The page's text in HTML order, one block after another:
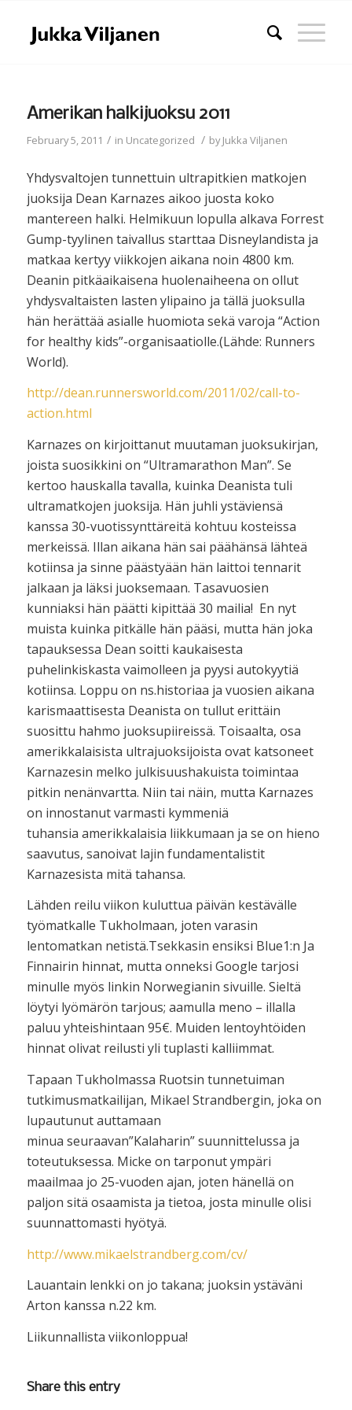
Amerikan halkijuoksu 2011
February 5, 2011 / in Uncategorized / byJukka Viljanen
Yhdysvaltojen tunnettuin ultrapitkien matkojen
juoksija Dean Karnazes aikoo juosta koko
mantereen halki. Helmikuun lopulla alkava Forrest
Gump-tyylinen taivallus starttaa Disneylandista ja
matkaa kertyy viikkojen aikana noin 4800 km.
Deanin pitkäaikaisena huolenaiheena on ollut
yhdysvaltaisten lasten ylipaino ja tällä juoksulla
hän herättää asialle huomiota sekä varoja “Action
for healthy kids”-organisaatiolle.(Lähde: Runners
World).
http://dean.runnersworld.com/2011/02/call-to-
action.html
Karnazes on kirjoittanut muutaman juoksukirjan,
joista suosikkini on “Ultramarathon Man”. Se
kertoo hauskalla tavalla, kuinka Deanista tuli
ultramatkojen juoksija. Hän juhli ystäviensä
kanssa 30-vuotissynttäreitä kohtuu kosteissa
merkeissä. Illan aikana hän sai päähänsä lähteä
kotiinsa ja sinne päästyään hän laittoi tennarit
jalkaan ja läksi juoksemaan. Tasavuosien
kunniaksi hän päätti kipittää 30 mailia! En nyt
muista kuinka pitkälle hän pääsi, mutta hän joka
tapauksessa Dean soitti kaukaisesta
puhelinkiskasta vaimolleen ja pyysi autokyytiä
kotiinsa. Loppu on ns.historiaa ja vuosien aikana
karismaattisesta Deanista on tullut erittäin
suosittu hahmo juoksupiireissä. Toisaalta, osa
amerikkalaisista ultrajuoksijoista ovat katsoneet
Karnazesin melko julkisuushakuista toimintaa
pitkin nenänvartta. Niin tai näin, mutta Karnazes
on innostanut varmasti kymmeniä
tuhansia amerikkalaisia liikkumaan ja se on hieno
saavutus, sanoivat lajin fundamentalistit
Karnazesista mitä tahansa.
Lähden reilu viikon kuluttua päivän kestävälle
työmatkalle Tukholmaan, joten varasin
lentomatkan netistä.Tsekkasin ensiksi Blue1:n Ja
Finnairin hinnat, mutta onneksi Google tarjosi
minulle myös linkin Norwegianin sivuille. Sieltä
löytyi lyömärön tarjous; aamulla meno – illalla
paluu yhteishintaan 95€. Muiden lentoyhtöiden
hinnat olivat reilusti yli tuplasti kalliimmat.
Tapaan Tukholmassa Ruotsin tunnetuiman
tutkimusmatkailijan, Mikael Strandbergin, joka on
lupautunut auttamaan
minua seuraavan”Kalaharin” suunnittelussa ja
toteutuksessa. Micke on tarponut ympäri
maailmaa jo 25-vuoden ajan, joten hänellä on
paljon sitä osaamista ja tietoa, josta minulle olisi
suunnattomasti hyötyä.
http://www.mikaelstrandberg.com/cv/
Lauantain lenkki on jo takana; juoksin ystäväni
Arton kanssa n.22 km.
Liikunnallista viikonloppua!
Share this entry